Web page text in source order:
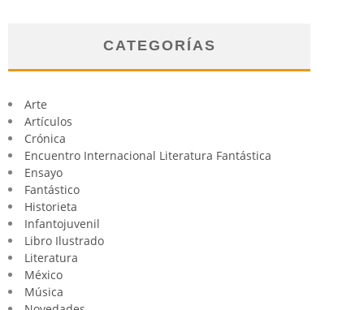
CATEGORÍAS
Arte
Artículos
Crónica
Encuentro Internacional Literatura Fantástica
Ensayo
Fantástico
Historieta
Infantojuvenil
Libro Ilustrado
Literatura
México
Música